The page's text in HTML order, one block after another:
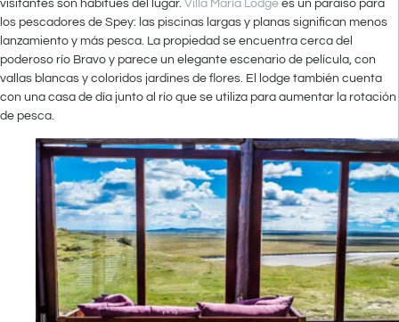
visitantes son habitués del lugar. Villa María Lodge es un paraíso para
los pescadores de Spey: las piscinas largas y planas significan menos
lanzamiento y más pesca. La propiedad se encuentra cerca del
poderoso río Bravo y parece un elegante escenario de película, con
vallas blancas y coloridos jardines de flores. El lodge también cuenta
con una casa de día junto al río que se utiliza para aumentar la rotación
de pesca.